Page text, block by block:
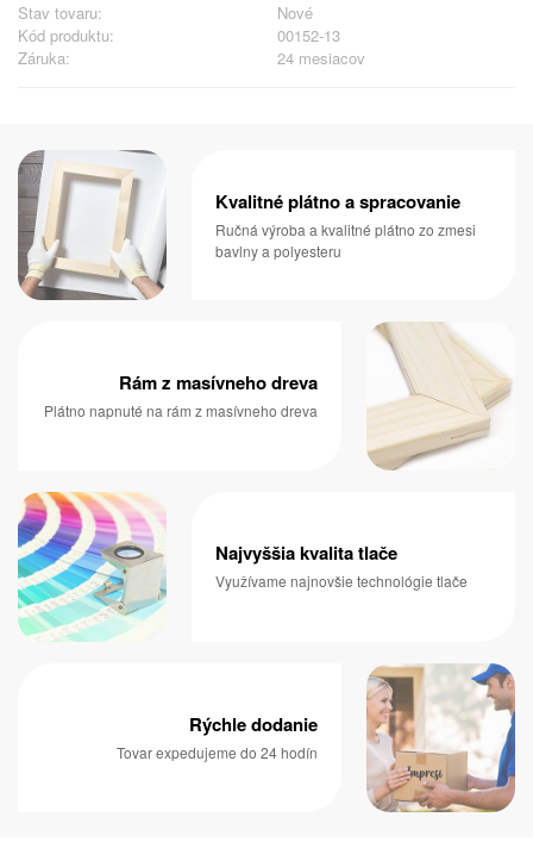
Stav tovaru:
Nové
Kód produktu:
00152-13
Záruka:
24 mesiacov
Kvalitné plátno a spracovanie
Ručná výroba a kvalitné plátno zo zmesi
bavlny a polyesteru
Rám z masívneho dreva
Plátno napnuté na rám z masívneho dreva
Najvyššia kvalita tlače
Využívame najnovšie technológie tlače
Rýchle dodanie
Tovar expedujeme do 24 hodín